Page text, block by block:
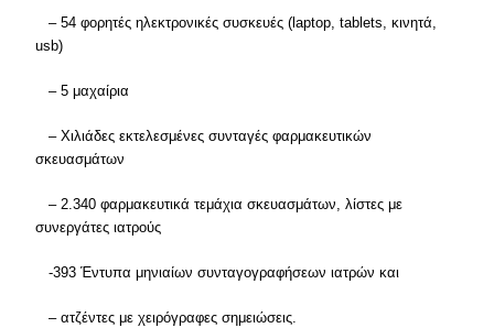
– 54 φορητές ηλεκτρονικές συσκευές (laptop, tablets, κινητά,
usb)
– 5 μαχαίρια
– Χιλιάδες εκτελεσμένες συνταγές φαρμακευτικών
σκευασμάτων
– 2.340 φαρμακευτικά τεμάχια σκευασμάτων, λίστες με
συνεργάτες ιατρούς
-393 Έντυπα μηνιαίων συνταγογραφήσεων ιατρών και
– ατζέντες με χειρόγραφες σημειώσεις.